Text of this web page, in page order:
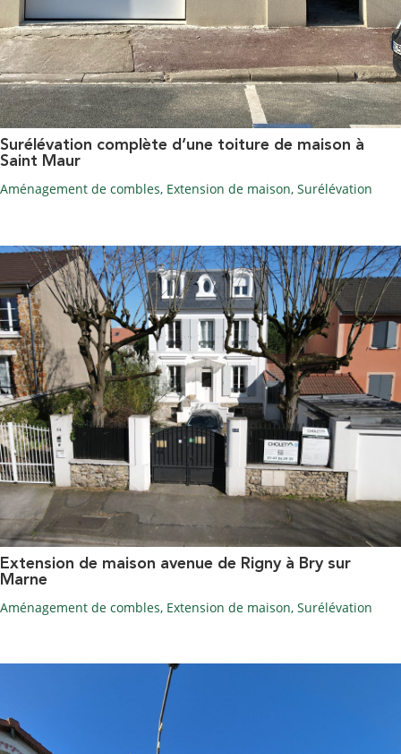
Surélévation complète d’une toiture de maison à
Saint Maur
Aménagement de combles, Extension de maison, Surélévation
Extension de maison avenue de Rigny à Bry sur
Marne
Aménagement de combles, Extension de maison, Surélévation